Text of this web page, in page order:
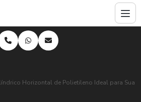
Horizontal de Polietileno Ideal para Sua